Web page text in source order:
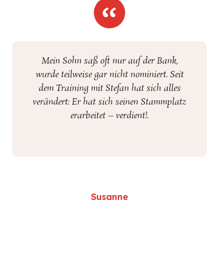
Mein Sohn saß oft nur auf der Bank,
wurde teilweise gar nicht nominiert. Seit
dem Training mit Stefan hat sich alles
verändert: Er hat sich seinen Stammplatz
erarbeitet – verdient!.
Susanne